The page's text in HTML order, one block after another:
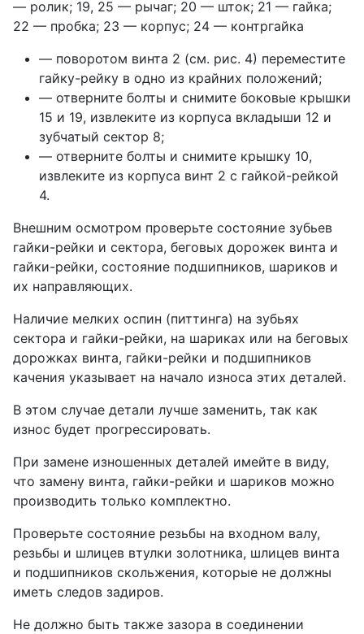
— ролик; 19, 25 — рычаг; 20 — шток; 21 — гайка;
22 — пробка; 23 — корпус; 24 — контргайка
— поворотом винта 2 (см. рис. 4) переместите
гайку-рейку в одно из крайних положений;
— отверните болты и снимите боковые крышки
15 и 19, извлеките из корпуса вкладыши 12 и
зубчатый сектор 8;
— отверните болты и снимите крышку 10,
извлеките из корпуса винт 2 с гайкой-рейкой
4.
Внешним осмотром проверьте состояние зубьев
гайки-рейки и сектора, беговых дорожек винта и
гайки-рейки, состояние подшипников, шариков и
их направляющих.
Наличие мелких оспин (питтинга) на зубьях
сектора и гайки-рейки, на шариках или на беговых
дорожках винта, гайки-рейки и подшипников
качения указывает на начало износа этих деталей.
В этом случае детали лучше заменить, так как
износ будет прогрессировать.
При замене изношенных деталей имейте в виду,
что замену винта, гайки-рейки и шариков можно
производить только комплектно.
Проверьте состояние резьбы на входном валу,
резьбы и шлицев втулки золотника, шлицев винта
и подшипников скольжения, которые не должны
иметь следов задиров.
Не должно быть также зазора в соединении